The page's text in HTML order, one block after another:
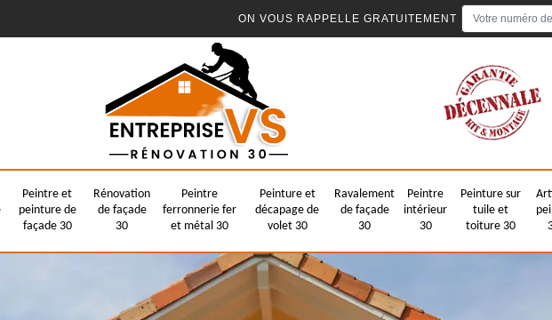
ON VOUS RAPPELLE GRATUITEMENT
Peintre et
peinture de
façade 30
Rénovation
de façade
30
Peintre
ferronnerie fer
et métal 30
Peinture et
décapage de
volet 30
Ravalement
de façade
30
Peintre
intérieur
30
Peinture sur
tuile et
toiture 30